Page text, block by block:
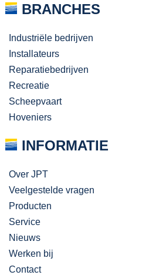
BRANCHES
Industriële bedrijven
Installateurs
Reparatiebedrijven
Recreatie
Scheepvaart
Hoveniers
INFORMATIE
Over JPT
Veelgestelde vragen
Producten
Service
Nieuws
Werken bij
Contact